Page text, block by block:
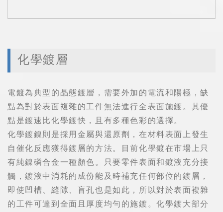
化學鍍層
電鍍為典型的晶態鍍層，需要外加的電流和陽極，缺
點為對於表面複雜的工件無法進行全表面施鍍。其優
點是鍍速比化學鍍快，且有多種色彩的選擇。
化學鍍鎳則是採用金屬與還原劑，在材料表面上發生
自催化反應獲得鍍層的方法。目前化學鍍在市場上只
有純鎳磷合金一種顏色。只要零件表面和鍍液充分接
觸，鍍液中消耗的成份能及時補充任何部位的鍍層，
即使凹槽、縫隙、盲孔也是如此，所以對於表面複雜
的工件可達到全面且厚度均勻的施鍍。化學鍍大部分